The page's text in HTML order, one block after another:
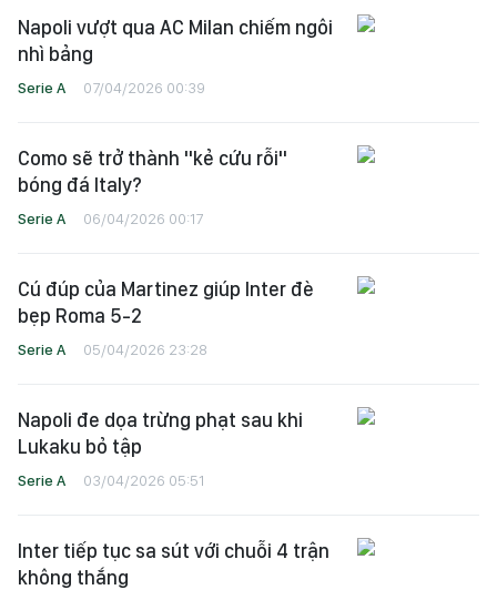
Napoli vượt qua AC Milan chiếm ngôi
nhì bảng
Serie A 07/04/2026 00:39
Como sẽ trở thành "kẻ cứu rỗi"
bóng đá Italy?
Serie A 06/04/2026 00:17
Cú đúp của Martinez giúp Inter đè
bẹp Roma 5-2
Serie A 05/04/2026 23:28
Napoli đe dọa trừng phạt sau khi
Lukaku bỏ tập
Serie A 03/04/2026 05:51
Inter tiếp tục sa sút với chuỗi 4 trận
không thắng